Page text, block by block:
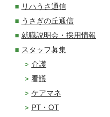
リハうさ通信
うさぎの丘通信
就職説明会・採用情報
スタッフ募集
介護
看護
ケアマネ
PT・OT